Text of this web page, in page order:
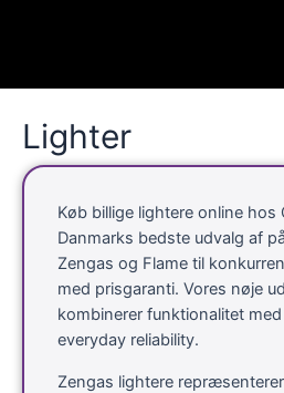
Lighter
Køb billige lightere online hos
Danmarks bedste udvalg af
Zengas og Flame til
med prisgaranti. Vores nøje
kombinerer funktionalitet
everyday reliability.
Zengas lightere